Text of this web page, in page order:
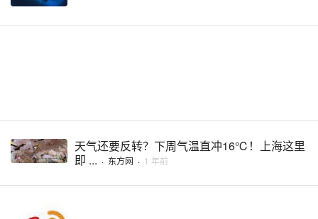
天气还要反转？下周气温直冲16℃！上海这里
即 ... · 东方网 · 1 年前